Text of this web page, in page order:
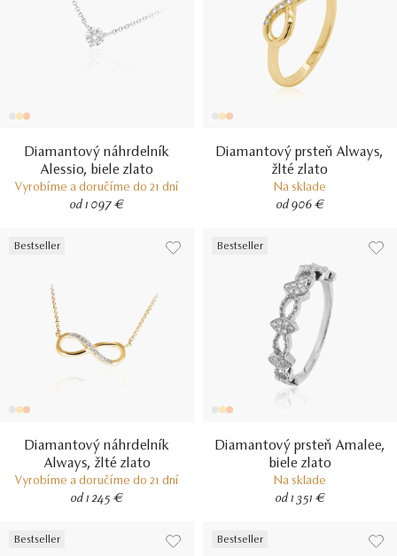
Diamantový náhrdelník
Alessio, biele zlato
Vyrobíme a doručíme do 21 dní
od 1 097 €
Diamantový prsteň Always,
žlté zlato
Na sklade
od 906 €
Bestseller
Diamantový náhrdelník
Always, žlté zlato
Vyrobíme a doručíme do 21 dní
od 1 245 €
Bestseller
Diamantový prsteň Amalee,
biele zlato
Na sklade
od 1 351 €
Bestseller Bestseller